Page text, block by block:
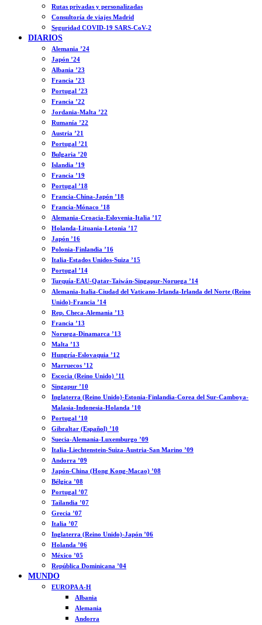
Rutas privadas y personalizadas
Consultoría de viajes Madrid
Seguridad COVID-19 SARS-CoV-2
DIARIOS
Alemania ’24
Japón ’24
Albania ’23
Francia ’23
Portugal ’23
Francia ’22
Jordania-Malta ’22
Rumanía ’22
Austria ’21
Portugal ’21
Bulgaria ’20
Islandia ’19
Francia ’19
Portugal ’18
Francia-China-Japón ’18
Francia-Mónaco ’18
Alemania-Croacia-Eslovenia-Italia ’17
Holanda-Lituania-Letonia ’17
Japón ’16
Polonia-Finlandia ’16
Italia-Estados Unidos-Suiza ’15
Portugal ’14
Turquía-EAU-Qatar-Taiwán-Singapur-Noruega ’14
Alemania-Italia-Ciudad del Vaticano-Irlanda-Irlanda del Norte (Reino
Unido)-Francia ’14
Rep. Checa-Alemania ’13
Francia ’13
Noruega-Dinamarca ’13
Malta ’13
Hungría-Eslovaquia ’12
Marruecos ’12
Escocia (Reino Unido) ’11
Singapur ’10
Inglaterra (Reino Unido)-Estonia-Finlandia-Corea del Sur-Camboya-
Malasia-Indonesia-Holanda ’10
Portugal ’10
Gibraltar (Español) ’10
Suecia-Alemania-Luxemburgo ’09
Italia-Liechtenstein-Suiza-Austria-San Marino ’09
Andorra ’09
Japón-China (Hong Kong-Macao) ’08
Bélgica ’08
Portugal ’07
Tailandia ’07
Grecia ’07
Italia ’07
Inglaterra (Reino Unido)-Japón ’06
Holanda ’06
México ’05
República Dominicana ’04
MUNDO
EUROPA A-H
Albania
Alemania
Andorra